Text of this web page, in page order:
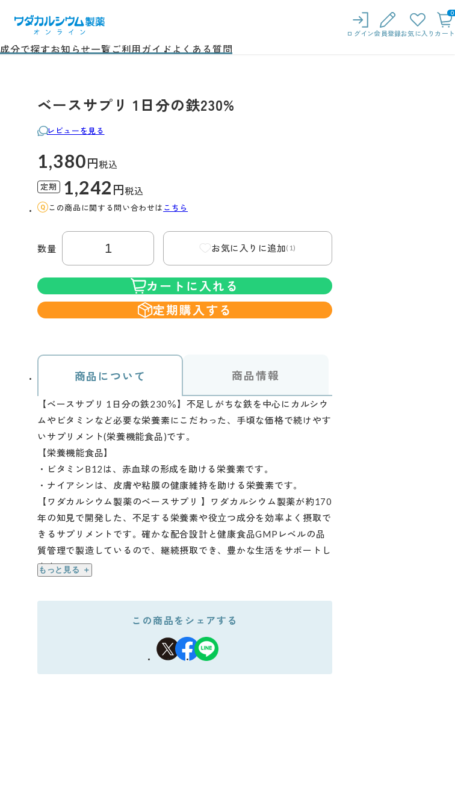
ログイン会員登録お気に入り カート
0
成分で探すお知らせ一覧 ご利用ガイド よくある質問
ベースサプリ 1日分の鉄230%
レビューを見る
1,380円税込
定期 1,242 円税込
この商品に関する問い合わせは こちら
数量 お気に入りに追加(1)
カートに入れる
定期購入する
商品について 商品情報
【ベースサプリ 1日分の鉄230％】不足しがちな鉄を中心にカルシウ
ムやビタミンなど必要な栄養素にこだわった、手頃な価格で続けやす
いサプリメント(栄養機能食品)です。
【栄養機能食品】
・ビタミンB12は、赤血球の形成を助ける栄養素です。
・ナイアシンは、皮膚や粘膜の健康維持を助ける栄養素です。
【ワダカルシウム製薬のベースサプリ 】ワダカルシウム製薬が約170
年の知見で開発した、不足する栄養素や役立つ成分を効率よく摂取で
きるサプリメントです。確かな配合設計と健康食品GMPレベルの品
質管理で製造しているので、継続摂取でき、豊かな生活をサポートし
ます。
１日３粒を目安に、そのまま水などとともにお召し上がりください。
もっと見る ＋
この商品をシェアする